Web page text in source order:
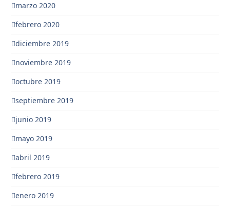
marzo 2020
febrero 2020
diciembre 2019
noviembre 2019
octubre 2019
septiembre 2019
junio 2019
mayo 2019
abril 2019
febrero 2019
enero 2019